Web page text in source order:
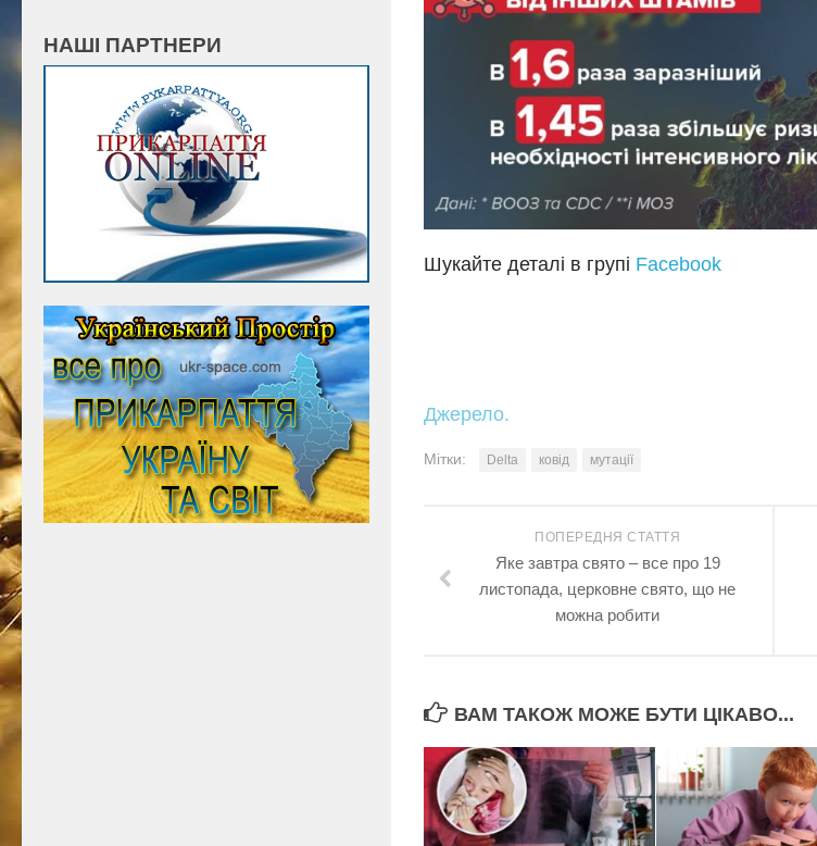
Шукайте деталі в групі Facebook
Джерело.
Мітки: Delta ковід мутації
ПОПЕРЕДНЯ СТАТТЯ
Яке завтра свято – все про 19
листопада, церковне свято, що не
можна робити
ВАМ ТАКОЖ МОЖЕ БУТИ ЦІКАВО...
НАШІ ПАРТНЕРИ